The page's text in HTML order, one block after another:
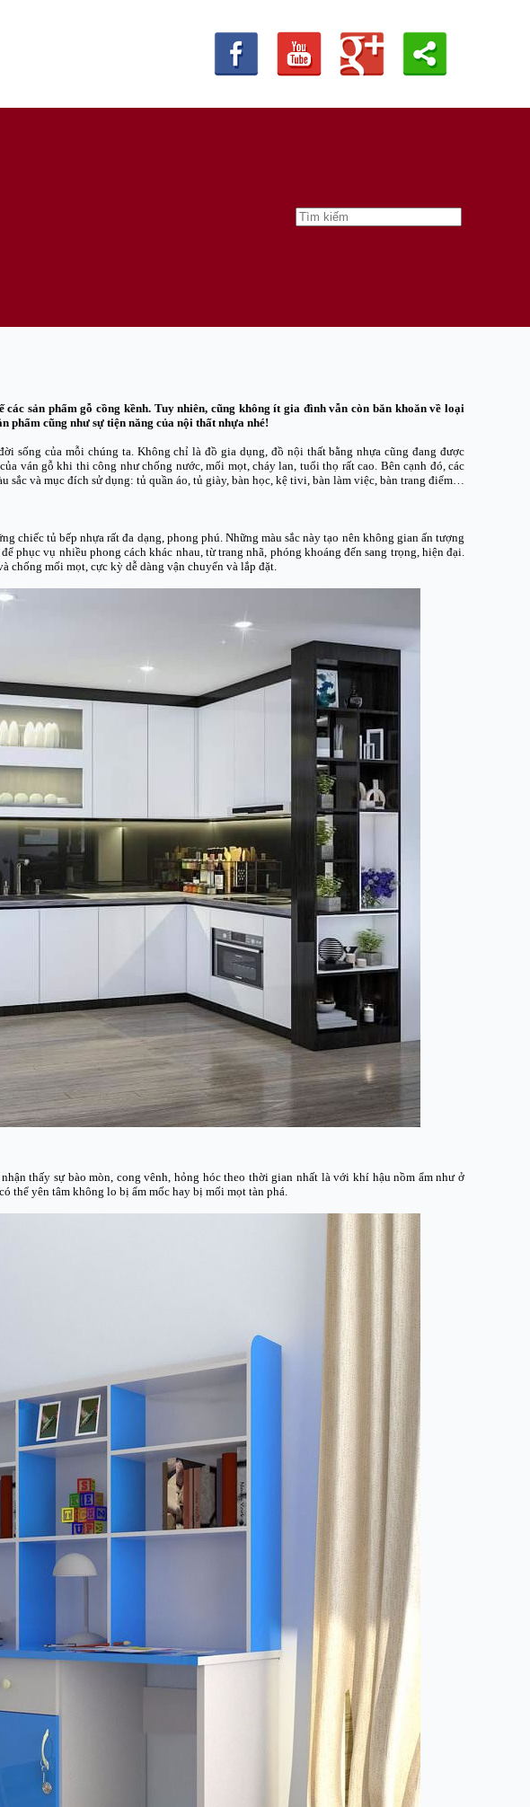
sản phẩm gỗ cồng kềnh. Tuy nhiên, cũng không ít gia đình vẫn còn băn khoăn về loại
phẩm cũng như sự tiện năng của nội thất nhựa nhé!
sống của mỗi chúng ta. Không chỉ là đồ gia dụng, đồ nội thất bằng nhựa cũng đang được
ván gỗ khi thi công như chống nước, mối mọt, cháy lan, tuổi thọ rất cao. Bên cạnh đó, các
sắc và mục đích sử dụng: tủ quần áo, tủ giày, bàn học, kệ tivi, bàn làm việc, bàn trang điểm…
chiếc tủ bếp nhựa rất đa dạng, phong phú. Những màu sắc này tạo nên không gian ấn tượng
phục vụ nhiều phong cách khác nhau, từ trang nhã, phóng khoáng đến sang trọng, hiện đại.
chống mối mọt, cực kỳ dễ dàng vận chuyển và lắp đặt.
thấy sự bào mòn, cong vênh, hỏng hóc theo thời gian nhất là với khí hậu nồm ẩm như ở
thể yên tâm không lo bị ẩm mốc hay bị mối mọt tàn phá.